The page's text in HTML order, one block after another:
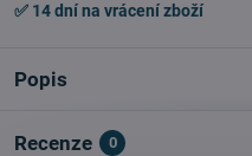
✅ 14 dní na vrácení zboží
Popis
Recenze 0